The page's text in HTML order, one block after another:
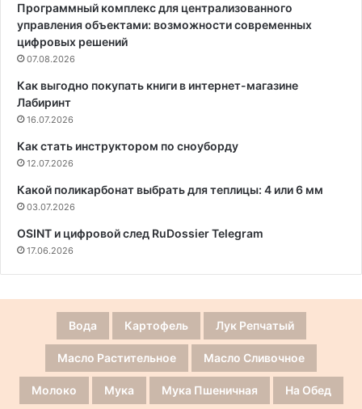
Программный комплекс для централизованного
управления объектами: возможности современных
цифровых решений
07.08.2026
Как выгодно покупать книги в интернет-магазине
Лабиринт
16.07.2026
Как стать инструктором по сноуборду
12.07.2026
Какой поликарбонат выбрать для теплицы: 4 или 6 мм
03.07.2026
OSINT и цифровой след RuDossier Telegram
17.06.2026
Вода Картофель Лук Репчатый
Масло Растительное Масло Сливочное
Молоко Мука Мука Пшеничная На Обед